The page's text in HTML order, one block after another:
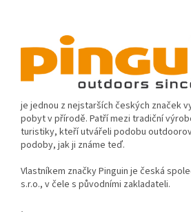
je jednou z nejstarších českých značek
pobyt v přírodě. Patří mezi tradiční
turistiky, kteří utvářeli podobu
podoby, jak ji známe teď.
Vlastníkem značky Pinguin je česká
s.r.o., v čele s původními zakladateli.